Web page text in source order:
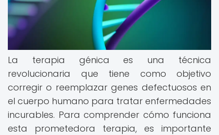
La terapia génica es una técnica
revolucionaria que tiene como objetivo
corregir o reemplazar genes defectuosos en
el cuerpo humano para tratar enfermedades
incurables. Para comprender cómo funciona
esta prometedora terapia, es importante